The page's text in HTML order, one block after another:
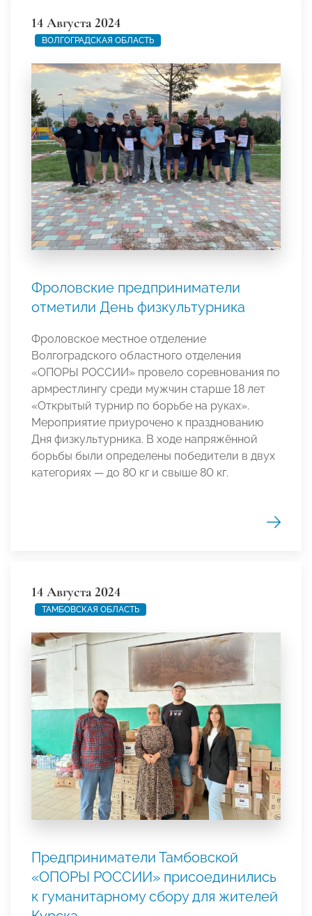
14 Августа 2024
ВОЛГОГРАДСКАЯ ОБЛАСТЬ
Фроловские предприниматели
отметили День физкультурника
Фроловское местное отделение
Волгоградского областного отделения
«ОПОРЫ РОССИИ» провело соревнования по
армрестлингу среди мужчин старше 18 лет
«Открытый турнир по борьбе на руках».
Мероприятие приурочено к празднованию
Дня физкультурника. В ходе напряжённой
борьбы были определены победители в двух
категориях — до 80 кг и свыше 80 кг.
14 Августа 2024
ТАМБОВСКАЯ ОБЛАСТЬ
Предприниматели Тамбовской
«ОПОРЫ РОССИИ» присоединились
к гуманитарному сбору для жителей